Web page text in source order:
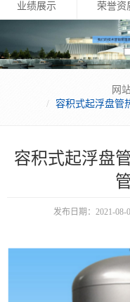
业绩展示 荣誉资
网
容积式起浮盘管
容积式起浮盘
发布日期：2021-08-